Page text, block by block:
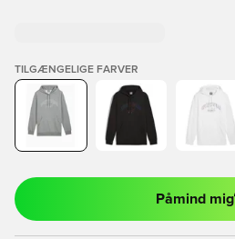
TILGÆNGELIGE FARVER
Påmind mig